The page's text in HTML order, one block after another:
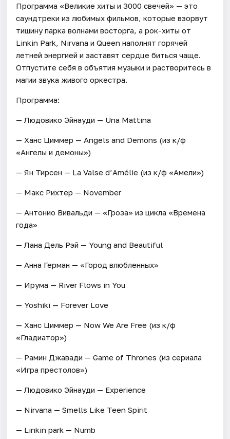
Программа «Великие хиты и 3000 свечей» — это
саундтреки из любимых фильмов, которые взорвут
тишину парка волнами восторга, а рок-хиты от
Linkin Park, Nirvana и Queen наполнят горячей
летней энергией и заставят сердце биться чаще.
Отпустите себя в объятия музыки и растворитесь в
магии звука живого оркестра.
Программа:
— Людовико Эйнауди — Una Mattina
— Ханс Циммер — Angels and Demons (из к/ф
«Ангелы и демоны»)
— Ян Тирсен — La Valse d’Amélie (из к/ф «Амели»)
— Макс Рихтер — November
— Антонио Вивальди — «Гроза» из цикла «Времена
года»
— Лана Дель Рэй — Young and Вeautiful
— Анна Герман — «Город влюбленных»
— Ирума — River Flows in You
— Yoshiki — Forever Love
— Ханс Циммер — Now We Are Free (из к/ф
«Гладиатор»)
— Рамин Джавади — Game of Thrones (из сериала
«Игра престолов»)
— Людовико Эйнауди — Еxperience
— Nirvana — Smells Like Teen Spirit
— Linkin park — Numb